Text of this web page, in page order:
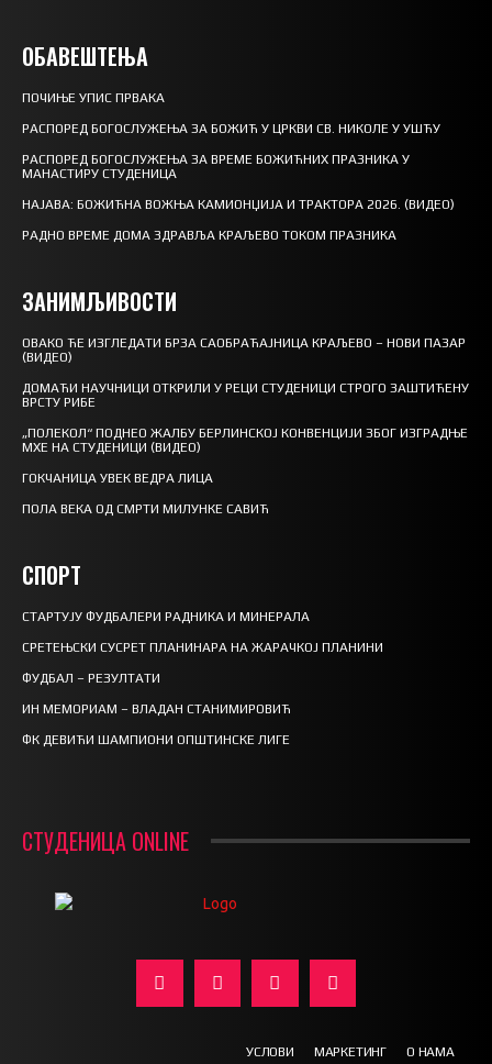
ОБАВЕШТЕЊА
ПОЧИЊЕ УПИС ПРВАКА
РАСПОРЕД БОГОСЛУЖЕЊА ЗА БОЖИЋ У ЦРКВИ СВ. НИКОЛЕ У УШЋУ
РАСПОРЕД БОГОСЛУЖЕЊА ЗА ВРЕМЕ БОЖИЋНИХ ПРАЗНИКА У
МАНАСТИРУ СТУДЕНИЦА
НАЈАВА: БОЖИЋНА ВОЖЊА КАМИОНЏИЈА И ТРАКТОРА 2026. (ВИДЕО)
РАДНО ВРЕМЕ ДОМА ЗДРАВЉА КРАЉЕВО ТОКОМ ПРАЗНИКА
ЗАНИМЉИВОСТИ
ОВАКО ЋЕ ИЗГЛЕДАТИ БРЗА САОБРАЋАЈНИЦА КРАЉЕВО – НОВИ ПАЗАР
(ВИДЕО)
ДОМАЋИ НАУЧНИЦИ ОТКРИЛИ У РЕЦИ СТУДЕНИЦИ СТРОГО ЗАШТИЋЕНУ
ВРСТУ РИБЕ
„ПОЛЕКОЛ“ ПОДНЕО ЖАЛБУ БЕРЛИНСКОЈ КОНВЕНЦИЈИ ЗБОГ ИЗГРАДЊЕ
МХЕ НА СТУДЕНИЦИ (ВИДЕО)
ГОКЧАНИЦА УВЕК ВЕДРА ЛИЦА
ПОЛА ВЕКА ОД СМРТИ МИЛУНКЕ САВИЋ
СПОРТ
СТАРТУЈУ ФУДБАЛЕРИ РАДНИКА И МИНЕРАЛА
СРЕТЕЊСКИ СУСРЕТ ПЛАНИНАРА НА ЖАРАЧКОЈ ПЛАНИНИ
ФУДБАЛ – РЕЗУЛТАТИ
ИН МЕМОРИАМ – ВЛАДАН СТАНИМИРОВИЋ
ФК ДЕВИЋИ ШАМПИОНИ ОПШТИНСКЕ ЛИГЕ
СТУДЕНИЦА ONLINE
УСЛОВИ МАРКЕТИНГ О НАМА